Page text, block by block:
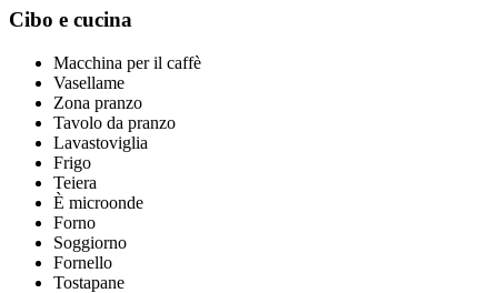
Cibo e cucina
Macchina per il caffè
Vasellame
Zona pranzo
Tavolo da pranzo
Lavastoviglia
Frigo
Teiera
È microonde
Forno
Soggiorno
Fornello
Tostapane